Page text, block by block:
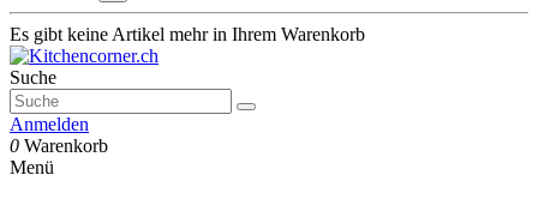
Es gibt keine Artikel mehr in Ihrem Warenkorb
Suche
Anmelden
0 Warenkorb
Menü